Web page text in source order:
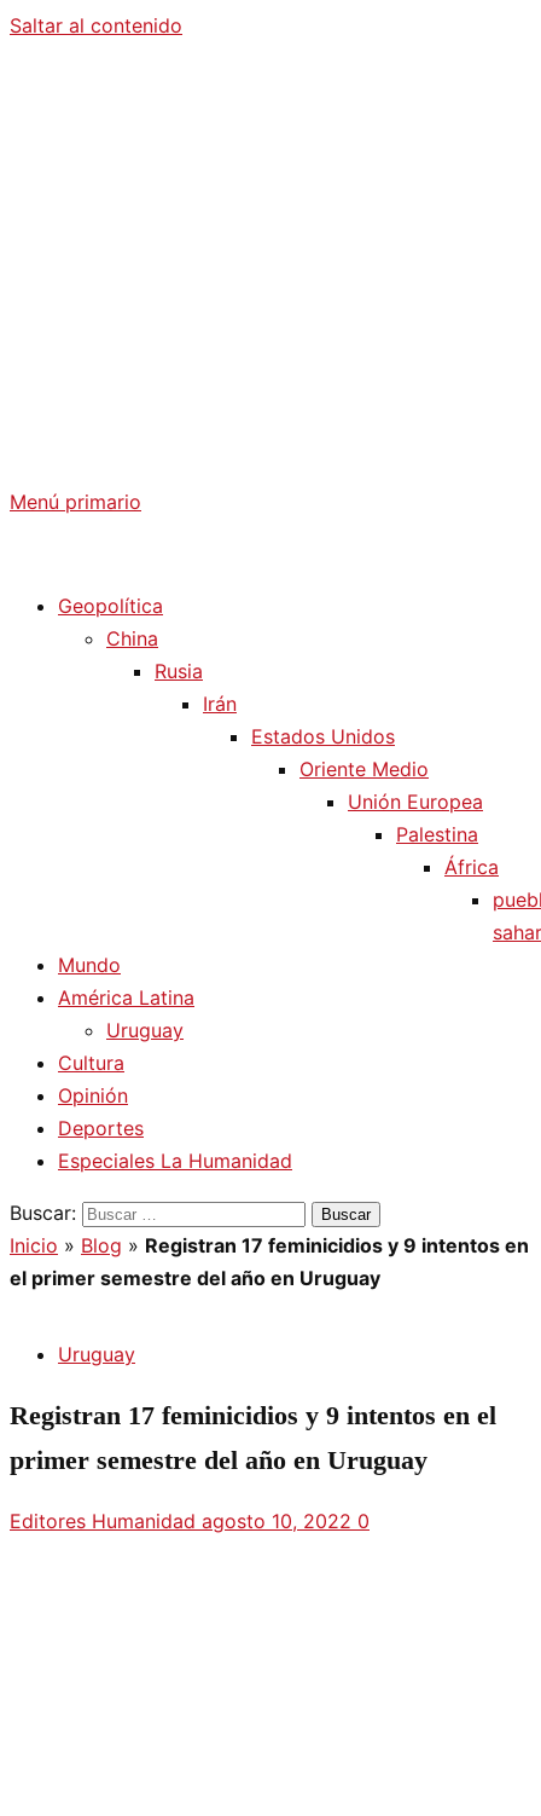
Saltar al contenido
Menú primario
Geopolítica
China
Rusia
Irán
Estados Unidos
Oriente Medio
Unión Europea
Palestina
África
Mundo
América Latina
Uruguay
Cultura
Opinión
Deportes
Especiales La Humanidad
Buscar:
Inicio » Blog » Registran 17 feminicidios y 9 intentos en
el primer semestre del año en Uruguay
Uruguay
Registran 17 feminicidios y 9 intentos en el
primer semestre del año en Uruguay
Editores Humanidad agosto 10, 2022 0